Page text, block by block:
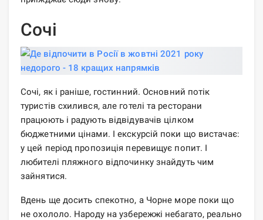
Сочі
Сочі, як і раніше, гостинний. Основний потік
туристів схилився, але готелі та ресторани
працюють і радують відвідувачів цілком
бюджетними цінами. І екскурсій поки що вистачає:
у цей період пропозиція перевищує попит. І
любителі пляжного відпочинку знайдуть чим
зайнятися.
Вдень ще досить спекотно, а Чорне море поки що
не охололо. Народу на узбережжі небагато, реально